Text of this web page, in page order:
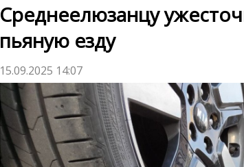
Среднеелюзанцу
пьяную езду
15.09.2025 14:07